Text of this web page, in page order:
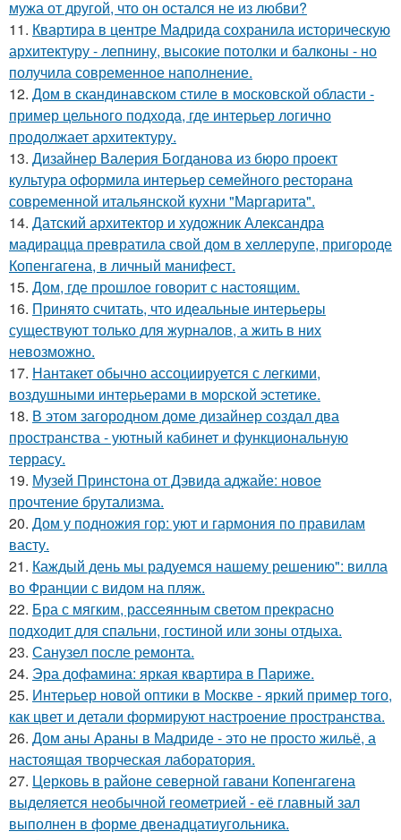
мужа от другой, что он остался не из любви?
11. Квартира в центре Мадрида сохранила историческую
архитектуру - лепнину, высокие потолки и балконы - но
получила современное наполнение.
12. Дом в скандинавском стиле в московской области -
пример цельного подхода, где интерьер логично
продолжает архитектуру.
13. Дизайнер Валерия Богданова из бюро проект
культура оформила интерьер семейного ресторана
современной итальянской кухни "Маргарита".
14. Датский архитектор и художник Александра
мадирацца превратила свой дом в хеллерупе, пригороде
Копенгагена, в личный манифест.
15. Дом, где прошлое говорит с настоящим.
16. Принято считать, что идеальные интерьеры
существуют только для журналов, а жить в них
невозможно.
17. Нантакет обычно ассоциируется с легкими,
воздушными интерьерами в морской эстетике.
18. В этом загородном доме дизайнер создал два
пространства - уютный кабинет и функциональную
террасу.
19. Музей Принстона от Дэвида аджайе: новое
прочтение брутализма.
20. Дом у подножия гор: уют и гармония по правилам
васту.
21. Каждый день мы радуемся нашему решению": вилла
во Франции с видом на пляж.
22. Бра с мягким, рассеянным светом прекрасно
подходит для спальни, гостиной или зоны отдыха.
23. Санузел после ремонта.
24. Эра дофамина: яркая квартира в Париже.
25. Интерьер новой оптики в Москве - яркий пример того,
как цвет и детали формируют настроение пространства.
26. Дом аны Араны в Мадриде - это не просто жильё, а
настоящая творческая лаборатория.
27. Церковь в районе северной гавани Копенгагена
выделяется необычной геометрией - её главный зал
выполнен в форме двенадцатиугольника.